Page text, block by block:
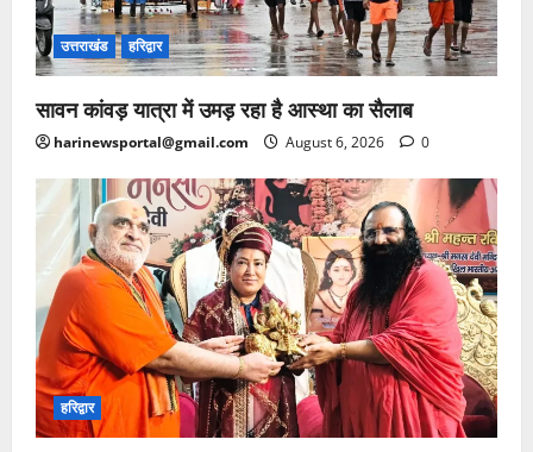
उत्तराखंड हरिद्वार
सावन कांवड़ यात्रा में उमड़ रहा है आस्था का सैलाब
harinewsportal@gmail.com August 6, 2026 0
हरिद्वार